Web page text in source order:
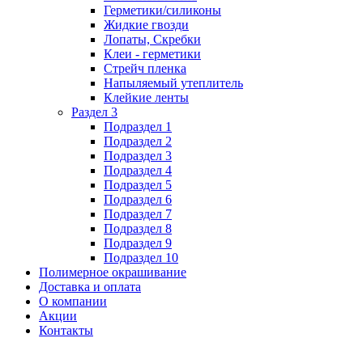
Герметики/силиконы
Жидкие гвозди
Лопаты, Скребки
Клеи - герметики
Стрейч пленка
Напыляемый утеплитель
Клейкие ленты
Раздел 3
Подраздел 1
Подраздел 2
Подраздел 3
Подраздел 4
Подраздел 5
Подраздел 6
Подраздел 7
Подраздел 8
Подраздел 9
Подраздел 10
Полимерное окрашивание
Доставка и оплата
О компании
Акции
Контакты